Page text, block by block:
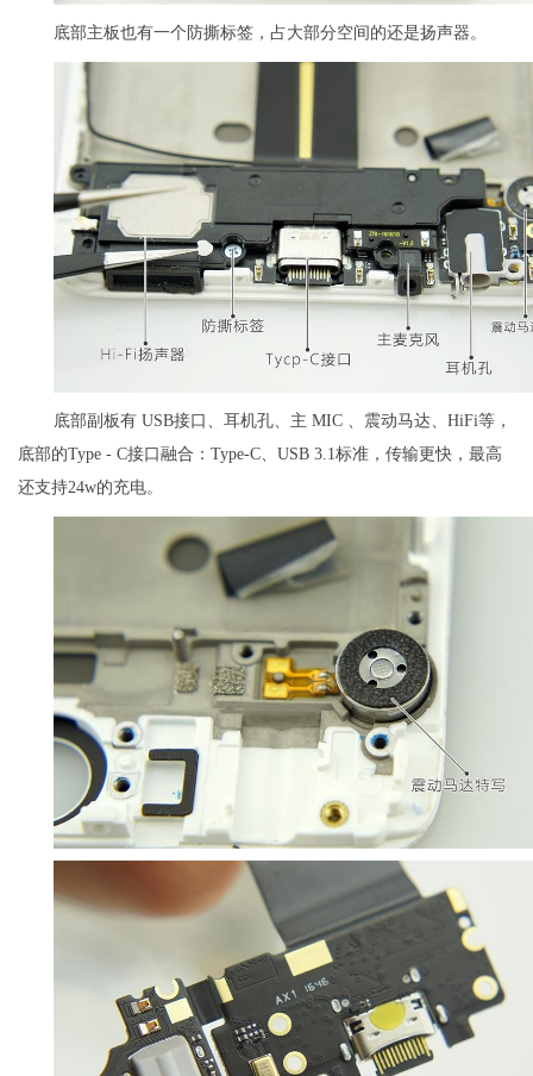
底部主板也有一个防撕标签，占大部分空间的还是扬声器。
底部副板有 USB接口、耳机孔、主 MIC 、震动马达、HiFi等，
底部的Type - C接口融合：Type-C、USB 3.1标准，传输更快，最高
还支持24w的充电。